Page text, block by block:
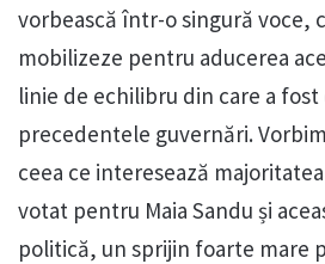
vorbească într-o singură voce,
mobilizeze pentru aducerea
linie de echilibru din care a
precedentele guvernări.
ceea ce interesează
votat pentru Maia Sandu și
politică, un sprijin foarte mare